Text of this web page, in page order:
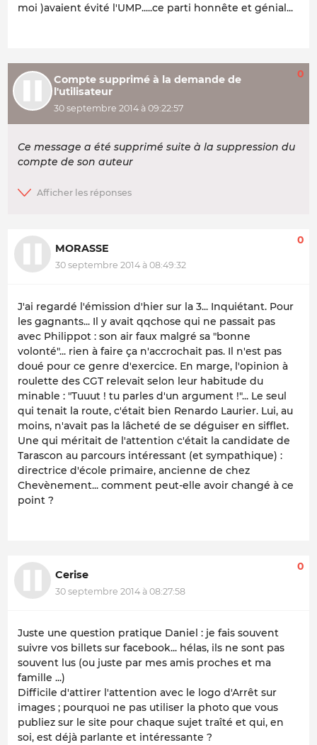
moi )avaient évité l'UMP.....ce parti honnête et génial...
Compte supprimé à la demande de
l'utilisateur
30 septembre 2014 à 09:22:57
0
Ce message a été supprimé suite à la suppression du
compte de son auteur
MORASSE
30 septembre 2014 à 08:49:32
0
J'ai regardé l'émission d'hier sur la 3... Inquiétant. Pour
les gagnants... Il y avait qqchose qui ne passait pas
avec Philippot : son air faux malgré sa "bonne
volonté"... rien à faire ça n'accrochait pas. Il n'est pas
doué pour ce genre d'exercice. En marge, l'opinion à
roulette des CGT relevait selon leur habitude du
minable : "Tuuut ! tu parles d'un argument !"... Le seul
qui tenait la route, c'était bien Renardo Laurier. Lui, au
moins, n'avait pas la lâcheté de se déguiser en sifflet.
Une qui méritait de l'attention c'était la candidate de
Tarascon au parcours intéressant (et sympathique) :
directrice d'école primaire, ancienne de chez
Chevènement... comment peut-elle avoir changé à ce
point ?
Cerise
30 septembre 2014 à 08:27:58
0
Juste une question pratique Daniel : je fais souvent
suivre vos billets sur facebook... hélas, ils ne sont pas
souvent lus (ou juste par mes amis proches et ma
famille ...)
Difficile d'attirer l'attention avec le logo d'Arrêt sur
images ; pourquoi ne pas utiliser la photo que vous
publiez sur le site pour chaque sujet traîté et qui, en
soi, est déjà parlante et intéressante ?